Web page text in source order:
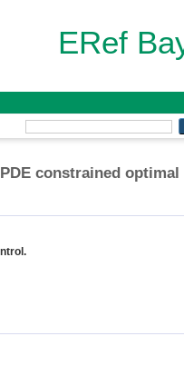
ERef
constrained